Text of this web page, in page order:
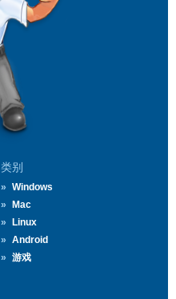
类别
Windows
Mac
Linux
Android
游戏